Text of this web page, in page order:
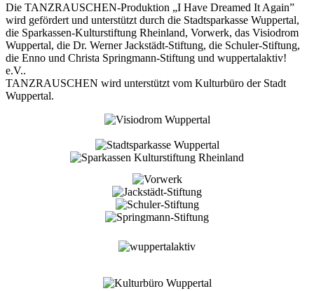
Die TANZRAUSCHEN-Produktion „I Have Dreamed It Again”
wird gefördert und unterstützt durch die Stadtsparkasse Wuppertal,
die Sparkassen-Kulturstiftung Rheinland, Vorwerk, das Visiodrom
Wuppertal, die Dr. Werner Jackstädt-Stiftung, die Schuler-Stiftung,
die Enno und Christa Springmann-Stiftung und wuppertalaktiv!
e.V..
TANZRAUSCHEN wird unterstützt vom Kulturbüro der Stadt
Wuppertal.